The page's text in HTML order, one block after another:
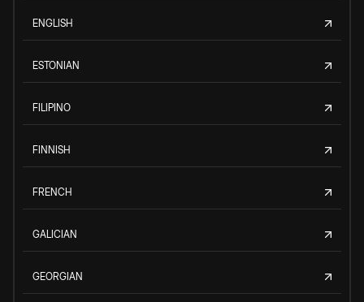
ENGLISH
ESTONIAN
FILIPINO
FINNISH
FRENCH
GALICIAN
GEORGIAN